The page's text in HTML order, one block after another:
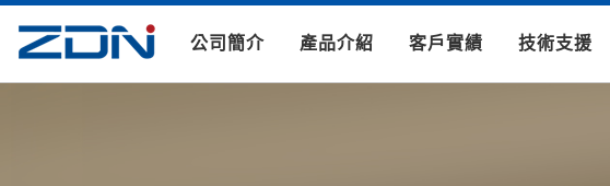
公司簡介 產品介紹 客戶實績 技術支援